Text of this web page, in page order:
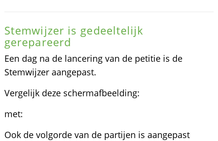
Stemwijzer is gedeeltelijk
gerepareerd
Een dag na de lancering van de petitie is de
Stemwijzer aangepast.
Vergelijk deze schermafbeelding:
met:
Ook de volgorde van de partijen is aangepast